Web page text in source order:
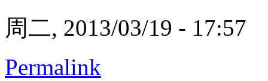
周二, 2013/03/19 - 17:57
Permalink